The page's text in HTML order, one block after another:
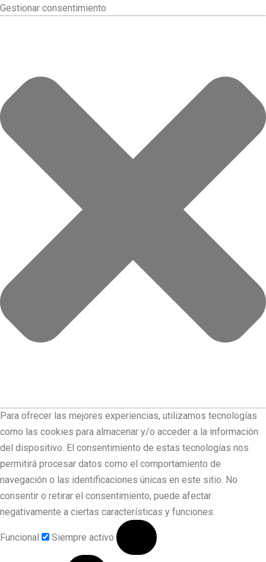
Gestionar consentimiento
Para ofrecer las mejores experiencias, utilizamos tecnologías
como las cookies para almacenar y/o acceder a la información
del dispositivo. El consentimiento de estas tecnologías nos
permitirá procesar datos como el comportamiento de
navegación o las identificaciones únicas en este sitio. No
consentir o retirar el consentimiento, puede afectar
negativamente a ciertas características y funciones.
Funcional Siempre activo